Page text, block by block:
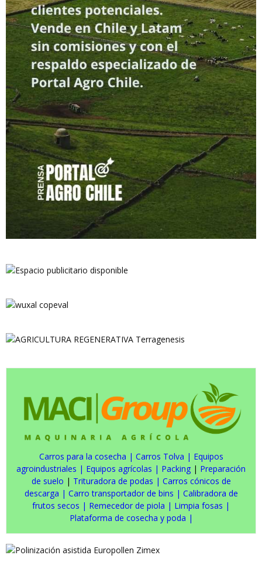
Carros para la cosecha | Carros Tolva | Equipos
agroindustriales | Equipos agrícolas | Packing | Preparación
de suelo | Trituradora de podas | Carros cónicos de
descarga | Carro transportador de bins | Calibradora de
frutos secos | Remecedor de piola | Limpia fosas |
Plataforma de cosecha y poda |